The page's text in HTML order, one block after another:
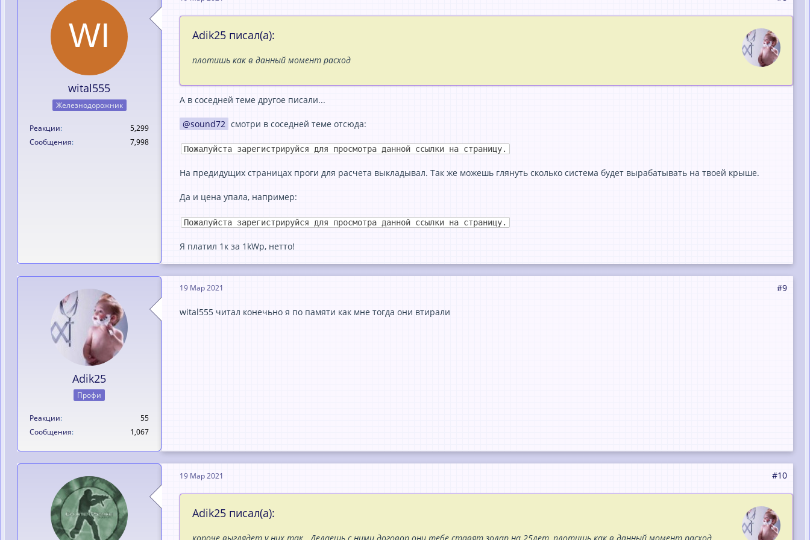
wital555
Железнодорожник
Реакции
5,299
Сообщения
7,998
Adik25 писал(а):
плотишь как в данный момент расход
А в соседней теме другое писали...
sound72 смотри в соседней теме отсюда:
Пожалуйста зарегистрируйся для просмотра данной ссылки на страницу.
На предидущих страницах проги для расчета выкладывал. Так же можешь глянуть сколько система будет вырабатывать на твоей крыше.
Да и цена упала, например:
Пожалуйста зарегистрируйся для просмотра данной ссылки на страницу.
Я платил 1к за 1kWp, нетто!
Adik25
Профи
Реакции
55
Сообщения
1,067
19 Мар 2021 #9
wital555 читал конечьно я по памяти как мне тогда они втирали
19 Мар 2021 #10
Adik25 писал(а):